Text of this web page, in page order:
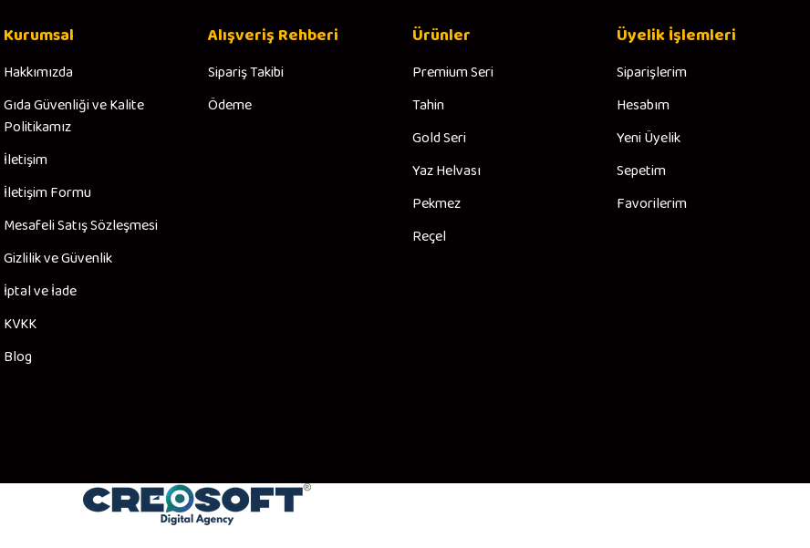
Kurumsal
Hakkımızda
Gıda Güvenliği ve Kalite
Politikamız
İletişim
İletişim Formu
Mesafeli Satış Sözleşmesi
Gizlilik ve Güvenlik
İptal ve İade
KVKK
Blog
Alışveriş Rehberi
Sipariş Takibi
Ödeme
Ürünler
Premium Seri
Tahin
Gold Seri
Yaz Helvası
Pekmez
Reçel
Üyelik İşlemleri
Siparişlerim
Hesabım
Yeni Üyelik
Sepetim
Favorilerim